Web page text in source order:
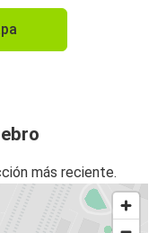
más reciente.